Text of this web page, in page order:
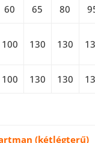
60 65 80
100 130 130
100 130 130
(kétlégterű)